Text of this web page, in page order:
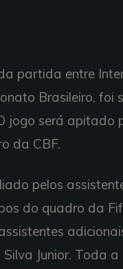
partida entre
Brasileiro, foi
jogo será
da CBF.
pelos
do quadro da
Junior. Toda